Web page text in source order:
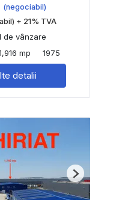
(negociabil)
+ 21% TVA
de vânzare
mp 1975
detalii
Next